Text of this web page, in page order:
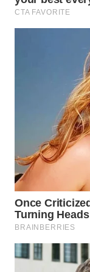
SIMALUNGUN
WN DELI
SERDANG
TEBING
TINGGI
WN
PAKPAK